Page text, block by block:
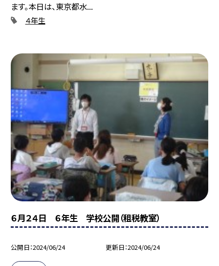
ます。本日は、東京都水...
４年生
６月２４日 ６年生 学校公開（租税教室）
公開日 2024/06/24 更新日 2024/06/24